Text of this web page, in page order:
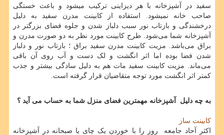
سفید در آشپزخانه با هر دیزاینی ترکیب میشود و باعث خستگی
صاحب خانه نمیشود. استفاده از کابینت مدرن سفید به دلیل
درخشندگی و بازتاب نور سبب دلباز شدن و جلوه فضای بزرگتر در
آشپزخانه شما می‌شود. طرح کابینت مورد نظر به دو صورت مدرن و
براق می‌باشد. مزیت کابینت مدرن سفید براق ؛ بازتاب نور و دلباز
شدن فضا بوده اما اثر انگشت و لک دست و آب روی آن باقی
می‌ماند. مزیت کابینت سفید مات هم به دلیل سادگی بیشتر و جذب
کمتر اثر انگشت مورد توجه متقاضیان قرار گرفته است.
به چه دلیل آشپزخانه مهمترین فضای منزل شما به حساب می آید ؟
کابینت ساز
اکثر آحاد جامعه روز را با خوردن یک چای یا صبحانه در آشپزخانه